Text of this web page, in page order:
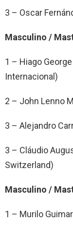
3 – Oscar
Masculino /
1 – Hiago
Internacional)
2 – John Lenno
3 – Alejandro
3 – Cláudio
Switzerland)
Masculino /
1 – Murilo